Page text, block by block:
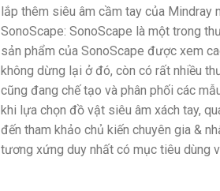
lắp thêm siêu âm cầm tay của Mindray
SonoScape: SonoScape là một trong
sản phẩm của SonoScape được xem
không dừng lại ở đó, còn có rất nhiều
cũng đang chế tạo và phân phối các
khi lựa chọn đồ vật siêu âm xách tay,
đến tham khảo chủ kiến chuyên gia &
tương xứng duy nhất có mục tiêu dùng